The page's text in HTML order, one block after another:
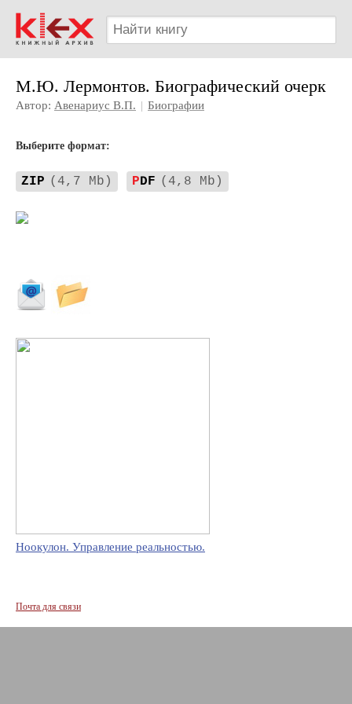
М.Ю. Лермонтов. Биографический очерк
Автор: Авенариус В.П. | Биографии
Выберите формат:
ZIP (4,7 Mb) PDF (4,8 Mb)
Ноокулон. Управление реальностью.
Почта для связи